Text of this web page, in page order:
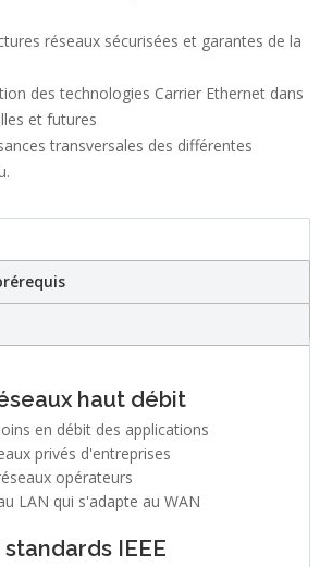
réseaux sécurisées et garantes de la
des technologies Carrier Ethernet dans
et futures
transversales des différentes
tab)
haut débit
en débit des applications
privés d'entreprises
opérateurs
LAN qui s'adapte au WAN
IEEE